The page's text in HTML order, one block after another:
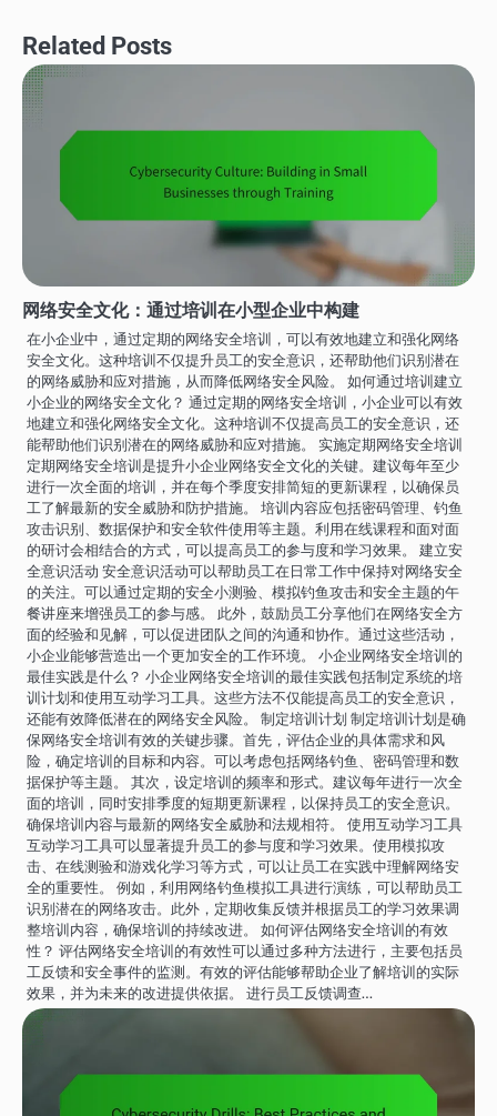
Related Posts
网络安全文化：通过培训在小型企业中构建
在小企业中，通过定期的网络安全培训，可以有效地建立和强化网络
安全文化。这种培训不仅提升员工的安全意识，还帮助他们识别潜在
的网络威胁和应对措施，从而降低网络安全风险。 如何通过培训建立
小企业的网络安全文化？ 通过定期的网络安全培训，小企业可以有效
地建立和强化网络安全文化。这种培训不仅提高员工的安全意识，还
能帮助他们识别潜在的网络威胁和应对措施。 实施定期网络安全培训
定期网络安全培训是提升小企业网络安全文化的关键。建议每年至少
进行一次全面的培训，并在每个季度安排简短的更新课程，以确保员
工了解最新的安全威胁和防护措施。 培训内容应包括密码管理、钓鱼
攻击识别、数据保护和安全软件使用等主题。利用在线课程和面对面
的研讨会相结合的方式，可以提高员工的参与度和学习效果。 建立安
全意识活动 安全意识活动可以帮助员工在日常工作中保持对网络安全
的关注。可以通过定期的安全小测验、模拟钓鱼攻击和安全主题的午
餐讲座来增强员工的参与感。 此外，鼓励员工分享他们在网络安全方
面的经验和见解，可以促进团队之间的沟通和协作。通过这些活动，
小企业能够营造出一个更加安全的工作环境。 小企业网络安全培训的
最佳实践是什么？ 小企业网络安全培训的最佳实践包括制定系统的培
训计划和使用互动学习工具。这些方法不仅能提高员工的安全意识，
还能有效降低潜在的网络安全风险。 制定培训计划 制定培训计划是确
保网络安全培训有效的关键步骤。首先，评估企业的具体需求和风
险，确定培训的目标和内容。可以考虑包括网络钓鱼、密码管理和数
据保护等主题。 其次，设定培训的频率和形式。建议每年进行一次全
面的培训，同时安排季度的短期更新课程，以保持员工的安全意识。
确保培训内容与最新的网络安全威胁和法规相符。 使用互动学习工具
互动学习工具可以显著提升员工的参与度和学习效果。使用模拟攻
击、在线测验和游戏化学习等方式，可以让员工在实践中理解网络安
全的重要性。 例如，利用网络钓鱼模拟工具进行演练，可以帮助员工
识别潜在的网络攻击。此外，定期收集反馈并根据员工的学习效果调
整培训内容，确保培训的持续改进。 如何评估网络安全培训的有效
性？ 评估网络安全培训的有效性可以通过多种方法进行，主要包括员
工反馈和安全事件的监测。有效的评估能够帮助企业了解培训的实际
效果，并为未来的改进提供依据。 进行员工反馈调查…